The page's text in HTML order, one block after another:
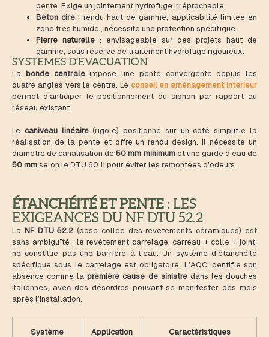
pente. Exige un jointement hydrofuge irréprochable.
Béton ciré : rendu haut de gamme, applicabilité limitée en
zone très humide ; nécessite une protection spécifique.
Pierre naturelle: envisageable sur des projets haut de
gamme, sous réserve de traitement hydrofuge rigoureux.
SYSTEMES D'EVACUATION
La bonde centraleimpose une pente convergente depuis les
quatre angles vers le centre. Le conseil en aménagement intérieur
permet d’anticiper le positionnement du siphon par rapport au
réseau existant.
Le caniveau linéaire(rigole) positionné sur un côté simplifie la
réalisation de la pente et offre un rendu design. Il nécessite un
diamètre de canalisation de50 mm minimumet une garde d’eau de
50 mm selon le DTU 60.11 pour éviter les remontées d’odeurs.
ÉTANCHÉITÉ ET PENTE : LES
EXIGEANCES DU NF DTU 52.2
La NF DTU 52.2 (pose collée des revêtements céramiques) est
sans ambiguïté : le revêtement carrelage, carreau + colle + joint,
ne constitue pas une barrière à l’eau. Un système d’étanchéité
spécifique sous le carrelage est obligatoire. L’AQC identifie son
absence comme lapremière cause de sinistredans les douches
italiennes, avec des désordres pouvant se manifester des mois
après l’installation.
Système Application Caractéristiques